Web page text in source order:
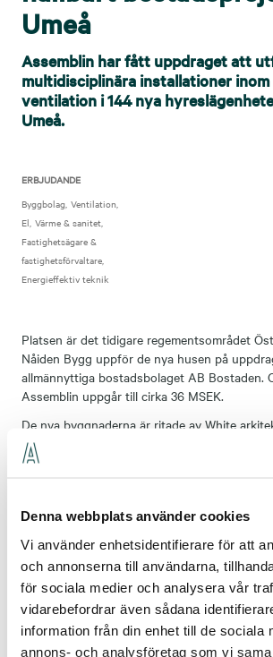
Denna webbplats använder cookies
Vi använder enhetsidentifierare för att
och annonserna till användarna,
för sociala medier och analysera vår
vidarebefordrar även sådana
information från din enhet till de sociala
annons- och analysföretag som vi
Umeå
Assemblin har fått uppdraget att
multidisciplinära installationer inom
ventilation i 144 nya
Umeå.
ERBJUDANDE
Byggbolag Ventilation
El Värme & sanitet
Fastighetsägare &
fastighetsförvaltare
Energieffektiv teknik
Platsen är det tidigare regementsområdet
Nåiden Bygg uppför de nya husen på
allmännyttiga bostadsbolaget AB Bostaden.
Assemblin uppgår till cirka 36 MSEK.
De nya byggnaderna är ritade av White
hög energiklass, utrustas med solceller och
avloppsåtervinning. Här ska de boende
Formgivningen av de nya husen knyts
ursprungliga byggnadernas karaktär för att
miljö. Fasaderna utgörs av natursten, tegel
varma färger. Husen får även takkupor och
med räcken och staket i smide.
– Detta är ett väldigt intressant uppdrag som
förtroendet att utföra. Genom projektet